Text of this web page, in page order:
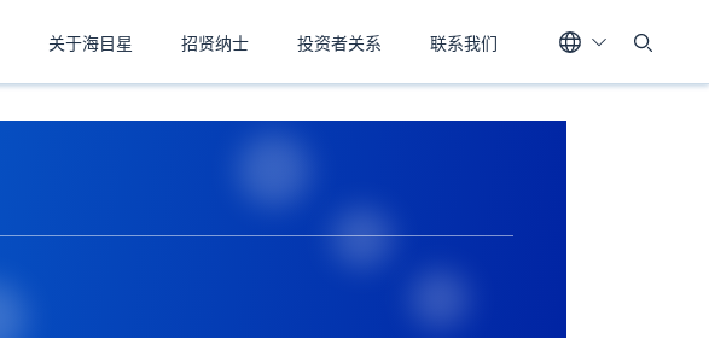
关于海目星 招贤纳士 投资者关系 联系我们